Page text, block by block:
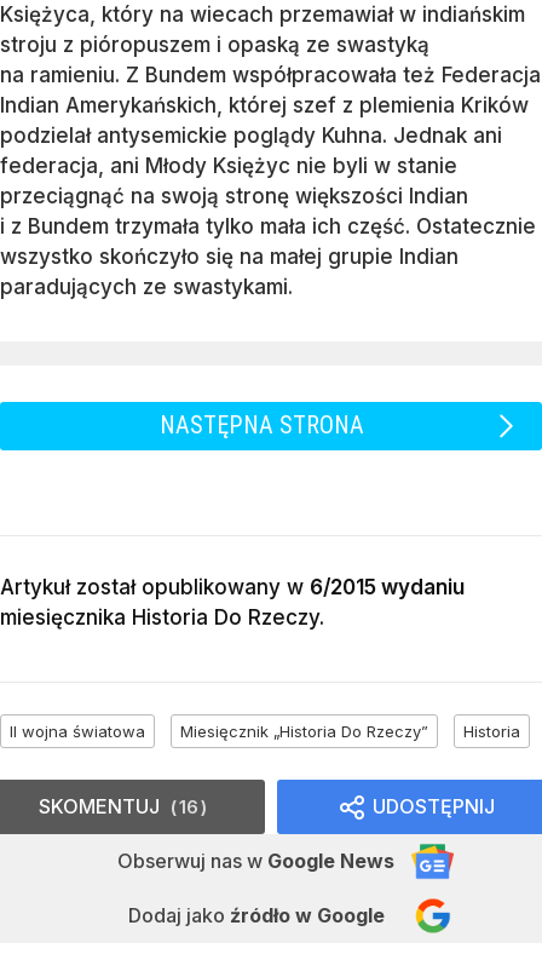
Księżyca, który na wiecach przemawiał w indiańskim
stroju z pióropuszem i opaską ze swastyką
na ramieniu. Z Bundem współpracowała też Federacja
Indian Amerykańskich, której szef z plemienia Krików
podzielał antysemickie poglądy Kuhna. Jednak ani
federacja, ani Młody Księżyc nie byli w stanie
przeciągnąć na swoją stronę większości Indian
i z Bundem trzymała tylko mała ich część. Ostatecznie
wszystko skończyło się na małej grupie Indian
paradujących ze swastykami.
NASTĘPNA STRONA
Artykuł został opublikowany w 6/2015 wydaniu
miesięcznika Historia Do Rzeczy.
II wojna światowa Miesięcznik „Historia Do Rzeczy” Historia
UDOSTĘPNIJ
Obserwuj nas w Google News
Dodaj jako źródło w Google
SKOMENTUJ 16